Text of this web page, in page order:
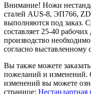
Внимание! Ножи
сталей AUS-8, ЭП766,
выполняются под заказ.
составляет 25-40 рабочих
производство
согласно выставленному
Вы также можете
пожеланий и
изменений вы можете
странице: Нестандартная